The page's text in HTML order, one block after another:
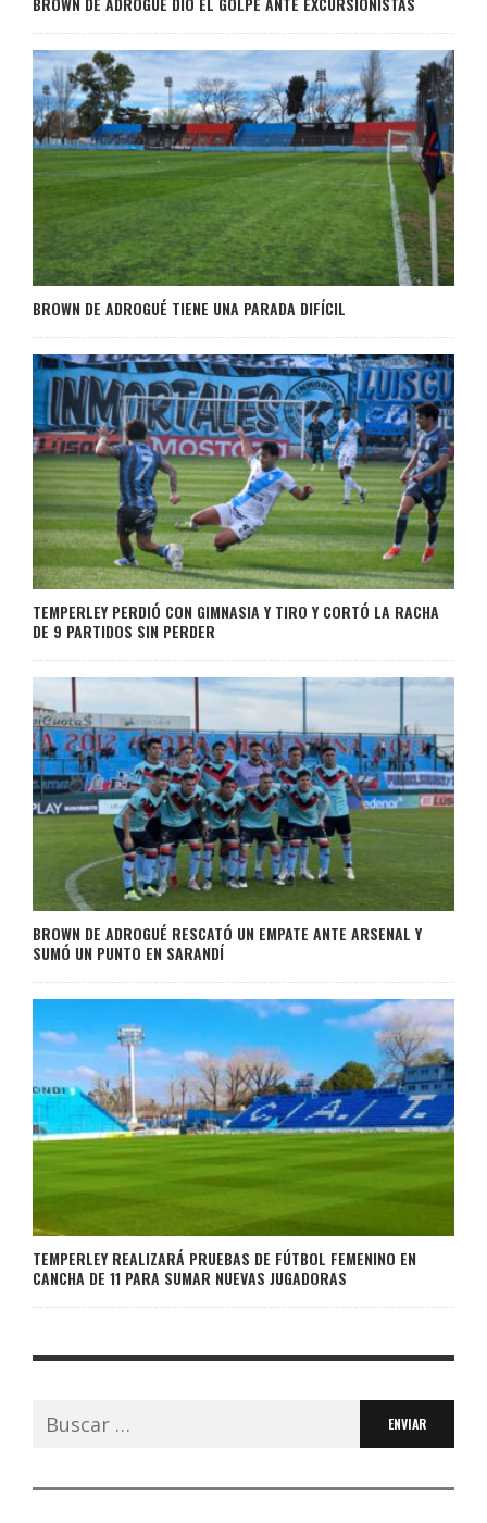
BROWN DE ADROGUÉ TIENE UNA PARADA DIFÍCIL
TEMPERLEY PERDIÓ CON GIMNASIA Y TIRO Y CORTÓ LA RACHA
DE 9 PARTIDOS SIN PERDER
BROWN DE ADROGUÉ RESCATÓ UN EMPATE ANTE ARSENAL Y
SUMÓ UN PUNTO EN SARANDÍ
TEMPERLEY REALIZARÁ PRUEBAS DE FÚTBOL FEMENINO EN
CANCHA DE 11 PARA SUMAR NUEVAS JUGADORAS
Buscar: